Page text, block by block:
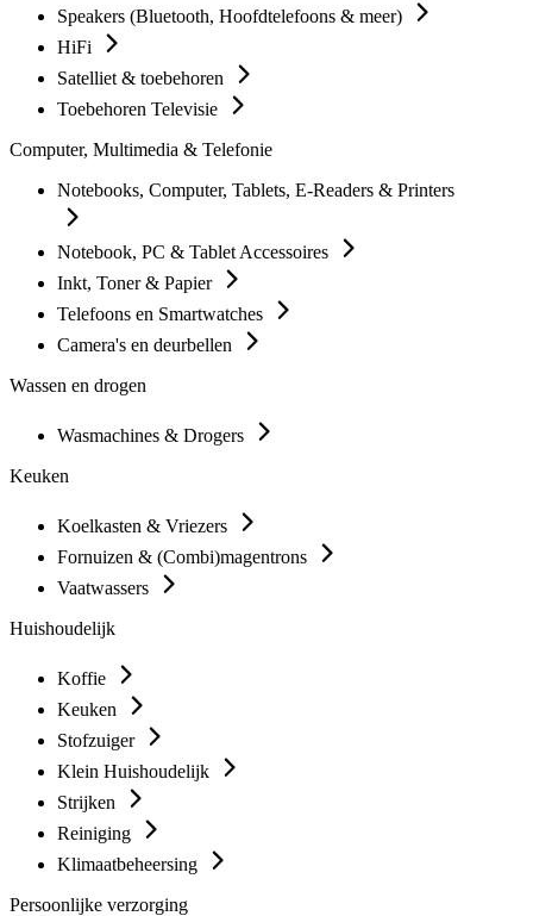
Speakers (Bluetooth, Hoofdtelefoons & meer)
HiFi
Satelliet & toebehoren
Toebehoren Televisie
Computer, Multimedia & Telefonie
Notebooks, Computer, Tablets, E-Readers & Printers
Notebook, PC & Tablet Accessoires
Inkt, Toner & Papier
Telefoons en Smartwatches
Camera's en deurbellen
Wassen en drogen
Wasmachines & Drogers
Keuken
Koelkasten & Vriezers
Fornuizen & (Combi)magentrons
Vaatwassers
Huishoudelijk
Koffie
Keuken
Stofzuiger
Klein Huishoudelijk
Strijken
Reiniging
Klimaatbeheersing
Persoonlijke verzorging